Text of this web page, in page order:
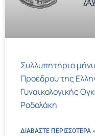
Συλλυπητήριο
Προέδρου της
Γυναικολογικής
Ροδολάκη
ΔΙΑΒΑΣΤΕ ΠΕΡΙΣΣΌΤΕΡΑ »